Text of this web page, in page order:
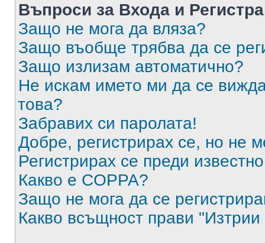
Въпроси за Входа и
Защо не мога да вляза?
Защо въобще трябва да се
Защо излизам автоматично?
Не искам името ми да се
това?
Забравих си паролата!
Добре, регистрирах се, но не
Регистрирах се преди
Какво е COPPA?
Защо не мога да се
Какво всъщност прави "Изтрии